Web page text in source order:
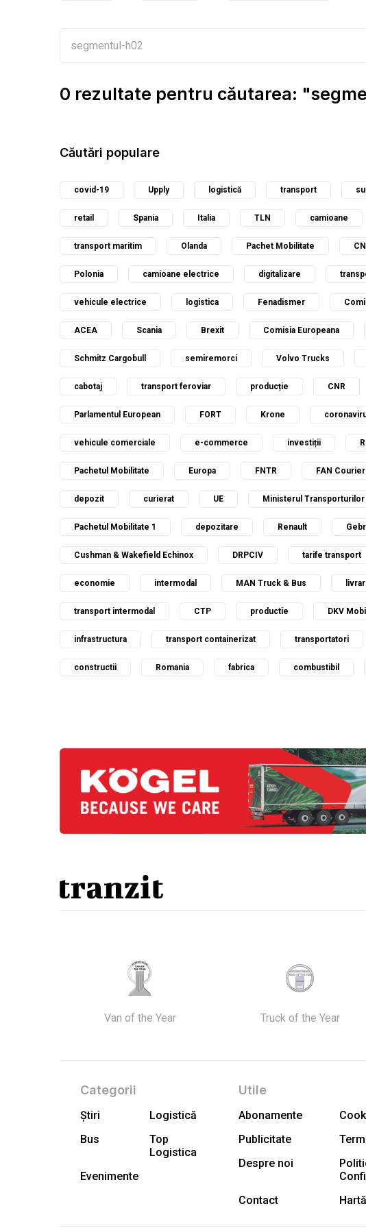
0 rezultate pentru căutarea:
Căutări populare
covid-19 Upply logistică transport
retail Spania Italia TLN camioane
transport maritim Olanda Pachet Mobilitate
Polonia camioane electrice digitalizare
vehicule electrice logistica Fenadismer
ACEA Scania Brexit Comisia Europeana
Schmitz Cargobull semiremorci Volvo Trucks
cabotaj transport feroviar producție CNR
Parlamentul European FORT Krone
vehicule comerciale e-commerce investiții
Pachetul Mobilitate Europa FNTR FAN Courier
depozit curierat UE Ministerul Transporturilor
Pachetul Mobilitate 1 depozitare Renault
Cushman & Wakefield Echinox DRPCIV tarife transport
economie intermodal MAN Truck & Bus
transport intermodal CTP productie DKV
infrastructura transport containerizat transportatori
constructii Romania fabrica combustibil
Van of the Year Truck of the Year
Categorii
Știri
Logistică
Bus
Top
Logistica
Evenimente
Utile
Abonamente
Publicitate
Despre noi
Contact